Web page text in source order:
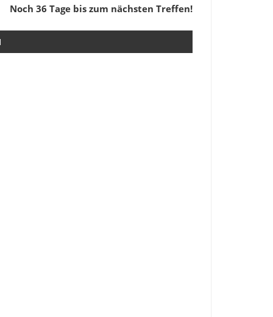
Noch 36 Tage bis zum nächsten Treffen!